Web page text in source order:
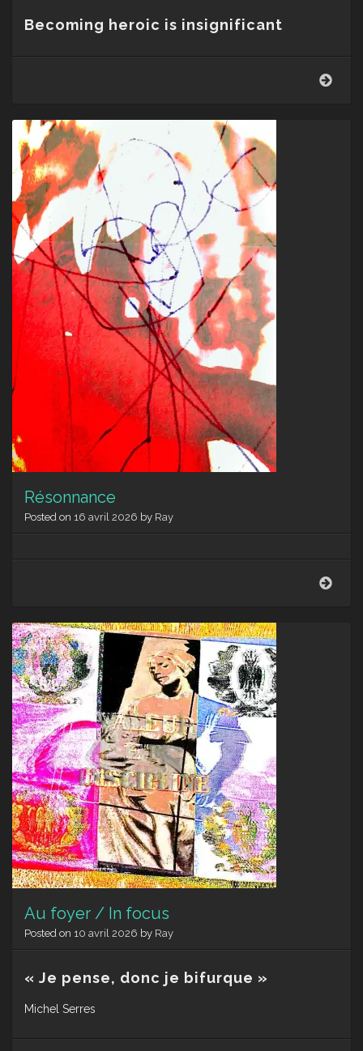
Becoming heroic is insignificant
Résonnance
Posted on 16 avril 2026 by Ray
Au foyer / In focus
Posted on 10 avril 2026 by Ray
« Je pense, donc je bifurque »
Michel Serres